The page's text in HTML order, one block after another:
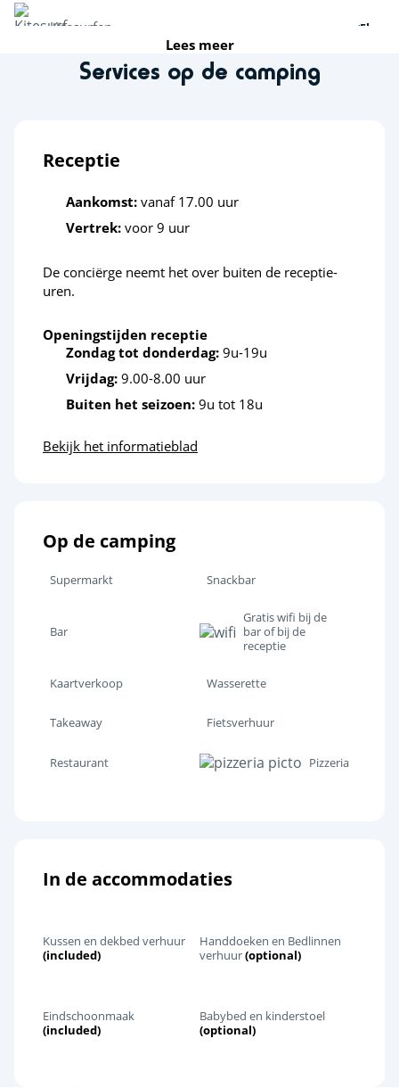
Kitesurfen <5km
Midgetgolf
Vissen
Boogschieten
Sportieve activiteiten
Quad
Pretpark
Cultuur en erfgoed
Moerassen van Bretagne <10km
Nantes
Le Puy du Fou
Lees meer
Services op de camping
Receptie
Aankomst: vanaf 17.00 uur
Vertrek: voor 9 uur
De conciërge neemt het over buiten de receptie-
uren.
Openingstijden receptie
Zondag tot donderdag: 9u-19u
Vrijdag: 9.00-8.00 uur
Buiten het seizoen: 9u tot 18u
Bekijk het informatieblad
Op de camping
Supermarkt Snackbar
Bar
Gratis wifi bij de
bar of bij de
receptie
Kaartverkoop Wasserette
Takeaway Fietsverhuur
Restaurant Pizzeria
In de accommodaties
Kussen en dekbed verhuur
(included)
Handdoeken en Bedlinnen
verhuur(optional)
Eindschoonmaak
(included)
Babybed en kinderstoel
(optional)